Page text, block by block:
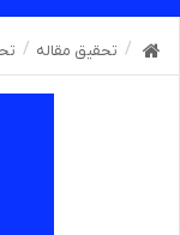
تحقیق مقاله